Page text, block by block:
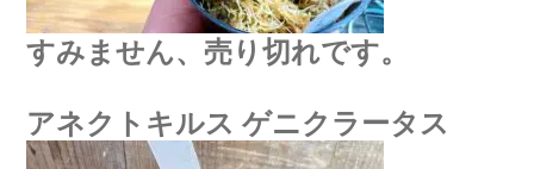
すみません、売り切れです。
アネクトキルス ゲニクラータス